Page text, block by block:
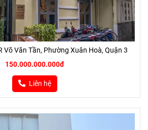
Võ Văn Tần, Phường Xuân Hoà, Quận 3
150.000.000.000đ
Liên hệ